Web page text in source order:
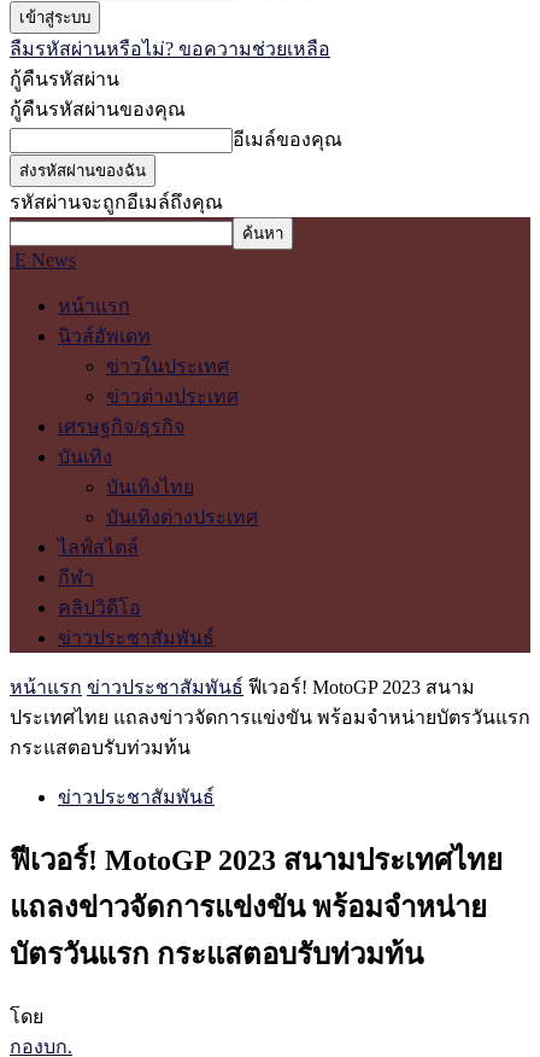
ลืมรหัสผ่านหรือไม่? ขอความช่วยเหลือ
กู้คืนรหัสผ่าน
กู้คืนรหัสผ่านของคุณ
อีเมล์ของคุณ
รหัสผ่านจะถูกอีเมล์ถึงคุณ
E News
หน้าแรก
นิวส์อัพเดท
ข่าวในประเทศ
ข่าวต่างประเทศ
เศรษฐกิจ/ธุรกิจ
บันเทิง
บันเทิงไทย
บันเทิงต่างประเทศ
ไลฟ์สไตล์
กีฬา
คลิปวิดีโอ
ข่าวประชาสัมพันธ์
หน้าแรก ข่าวประชาสัมพันธ์ ฟีเวอร์! MotoGP 2023 สนาม
ประเทศไทย แถลงข่าวจัดการแข่งขัน พร้อมจำหน่ายบัตรวันแรก
กระแสตอบรับท่วมท้น
ข่าวประชาสัมพันธ์
ฟีเวอร์! MotoGP 2023 สนามประเทศไทย
แถลงข่าวจัดการแข่งขัน พร้อมจำหน่าย
บัตรวันแรก กระแสตอบรับท่วมท้น
โดย
กองบก.